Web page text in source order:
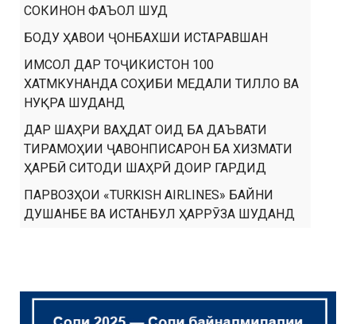
СОКИНОН ФАЪОЛ ШУД
БОДУ ҲАВОИ ҶОНБАХШИ ИСТАРАВШАН
ИМСОЛ ДАР ТОҶИКИСТОН 100
ХАТМКУНАНДА СОҲИБИ МЕДАЛИ ТИЛЛО ВА
НУҚРА ШУДАНД
ДАР ШАҲРИ ВАҲДАТ ОИД БА ДАЪВАТИ
ТИРАМОҲИИ ҶАВОНПИСАРОН БА ХИЗМАТИ
ҲАРБӢ СИТОДИ ШАҲРӢ ДОИР ГАРДИД
ПАРВОЗҲОИ «TURKISH AIRLINES» БАЙНИ
ДУШАНБЕ ВА ИСТАНБУЛ ҲАРРӮЗА ШУДАНД